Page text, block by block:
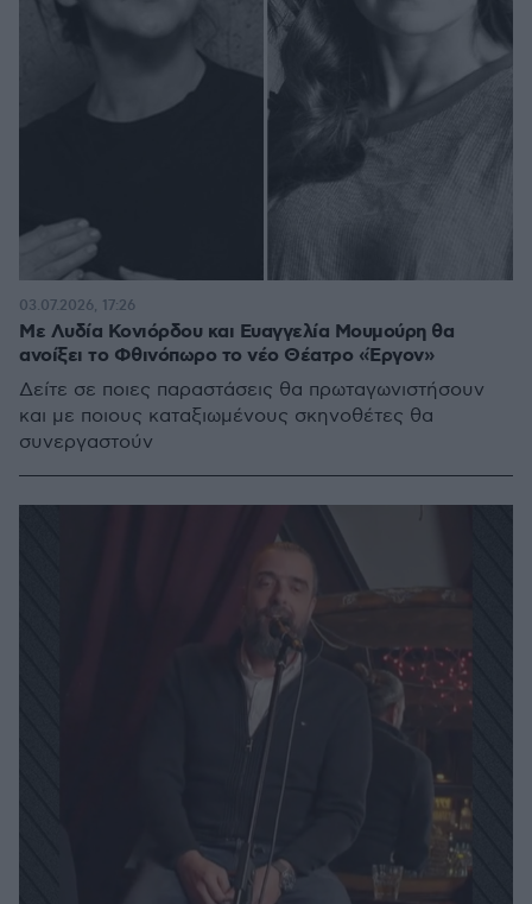
Με Λυδία Κονιόρδου και Ευαγγελία Μουμούρη θα
ανοίξει το Φθινόπωρο το νέο Θέατρο «Έργον»
Δείτε σε ποιες παραστάσεις θα πρωταγωνιστήσουν
και με ποιους καταξιωμένους σκηνοθέτες θα
συνεργαστούν
03.07.2026, 17:26